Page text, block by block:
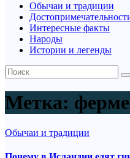
Обычаи и традиции
Интересные факты
Народы
Истории и легенды
Метка:
Обычаи и традиции